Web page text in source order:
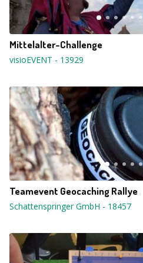
Mittelalter-Challenge
visioEVENT - 13929
Teamevent Geocaching Rallye
Schattenspringer GmbH - 18457